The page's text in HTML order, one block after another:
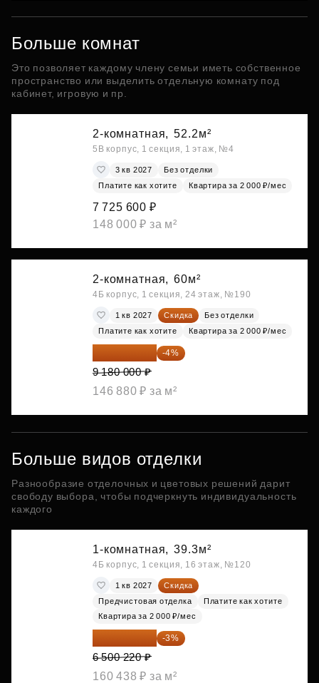
Больше комнат
Это позволяет каждому члену семьи иметь собственное
пространство или выделить отдельную комнату под
кабинет, игровую и пр.
2-комнатная, 52.2м²
5В корпус, 1 секция, 1 этаж, №4
3 кв 2027
Без отделки
Платите как хотите
Квартира за 2 000 ₽/мес
7 725 600 ₽
148 000 ₽ за м²
2-комнатная, 60м²
4Б корпус, 1 секция, 24 этаж, №190
1 кв 2027 Скидка
Без отделки
Платите как хотите
Квартира за 2 000 ₽/мес
-4%
9 180 000 ₽
146 880 ₽ за м²
Больше видов отделки
Разнообразие отделочных и цветовых решений дарит
свободу выбора, чтобы подчеркнуть индивидуальность
каждого
1-комнатная, 39.3м²
4Б корпус, 1 секция, 16 этаж, №120
1 кв 2027
Скидка
Предчистовая отделка
Платите как хотите
Квартира за 2 000 ₽/мес
-3%
6 500 220 ₽
160 438 ₽ за м²